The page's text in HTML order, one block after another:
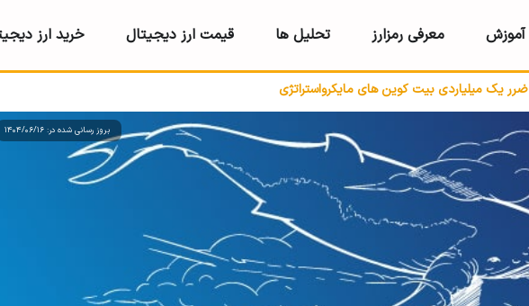
آموزش معرفی رمزارز تحلیل ها قیمت ارز دیجیتال خرید ارز
ضرر یک میلیاردی بیت کوین های مایکرواستراتژی
بروز رسانی شده در: 1404/06/16